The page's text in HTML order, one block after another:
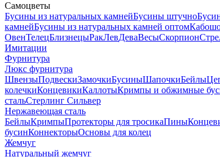
Самоцветы
Бусины из натуральных камнейБусины штучно
камнейБусины из натуральных камней оптом
ОвенТелецБлизнецыРакЛевДеваВесыСкорпион
Имитации
Фурнитура
Люкс фурнитура
ШвензыПодвескиЗамочкиБусиныШапочкиБейлы
колечкиКонцевикиКаллотыКримпы и обжимные
стальСтерлинг Сильвер
Нержавеющая сталь
БейлыКримпыПротекторы для тросикаПины
бусинКоннекторыОсновы для колец
Жемчуг
Натуральный жемчуг